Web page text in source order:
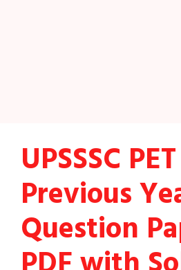
UPSSSC PET
Previous
Question